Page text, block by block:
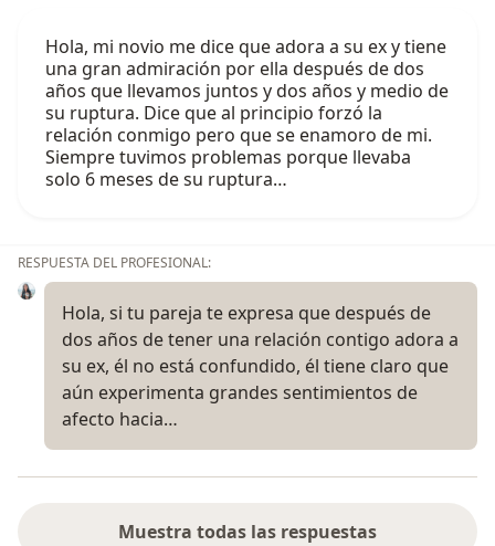
Hola, mi novio me dice que adora a su ex y tiene
una gran admiración por ella después de dos
años que llevamos juntos y dos años y medio de
su ruptura. Dice que al principio forzó la
relación conmigo pero que se enamoro de mi.
Siempre tuvimos problemas porque llevaba
solo 6 meses de su ruptura…
RESPUESTA DEL PROFESIONAL:
Hola, si tu pareja te expresa que después de
dos años de tener una relación contigo adora a
su ex, él no está confundido, él tiene claro que
aún experimenta grandes sentimientos de
afecto hacia…
Muestra todas las respuestas